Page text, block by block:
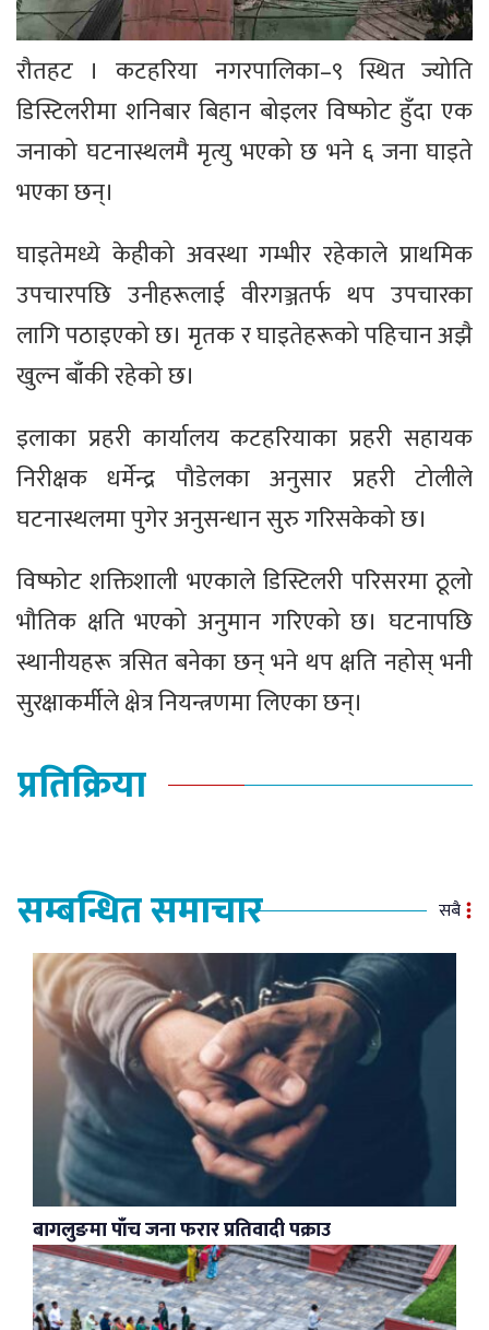
रौतहट । कटहरिया नगरपालिका–९ स्थित ज्योति
डिस्टिलरीमा शनिबार बिहान बोइलर विष्फोट हुँदा एक
जनाको घटनास्थलमै मृत्यु भएको छ भने ६ जना घाइते
भएका छन्।
घाइतेमध्ये केहीको अवस्था गम्भीर रहेकाले प्राथमिक
उपचारपछि उनीहरूलाई वीरगञ्जतर्फ थप उपचारका
लागि पठाइएको छ। मृतक र घाइतेहरूको पहिचान अझै
खुल्न बाँकी रहेको छ।
इलाका प्रहरी कार्यालय कटहरियाका प्रहरी सहायक
निरीक्षक धर्मेन्द्र पौडेलका अनुसार प्रहरी टोलीले
घटनास्थलमा पुगेर अनुसन्धान सुरु गरिसकेको छ।
विष्फोट शक्तिशाली भएकाले डिस्टिलरी परिसरमा ठूलो
भौतिक क्षति भएको अनुमान गरिएको छ। घटनापछि
स्थानीयहरू त्रसित बनेका छन् भने थप क्षति नहोस् भनी
सुरक्षाकर्मीले क्षेत्र नियन्त्रणमा लिएका छन्।
प्रतिक्रिया
सम्बन्धित समाचार सबै
बागलुङमा पाँच जना फरार प्रतिवादी पक्राउ